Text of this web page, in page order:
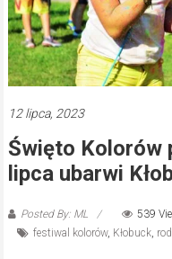
12 lipca, 2023
Święto Kolorów
lipca ubarwi
Posted By: ML
539
festiwal kolorów, Kłobuck,